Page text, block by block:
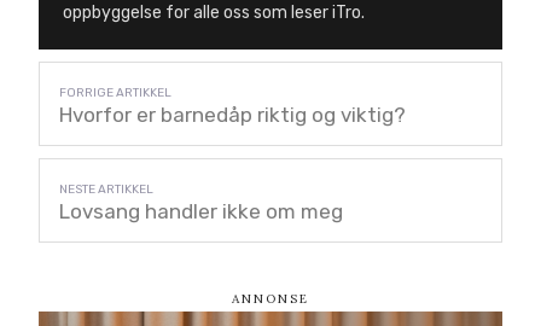
oppbyggelse for alle oss som leser iTro.
Hvorfor er barnedåp riktig og viktig?
Lovsang handler ikke om meg